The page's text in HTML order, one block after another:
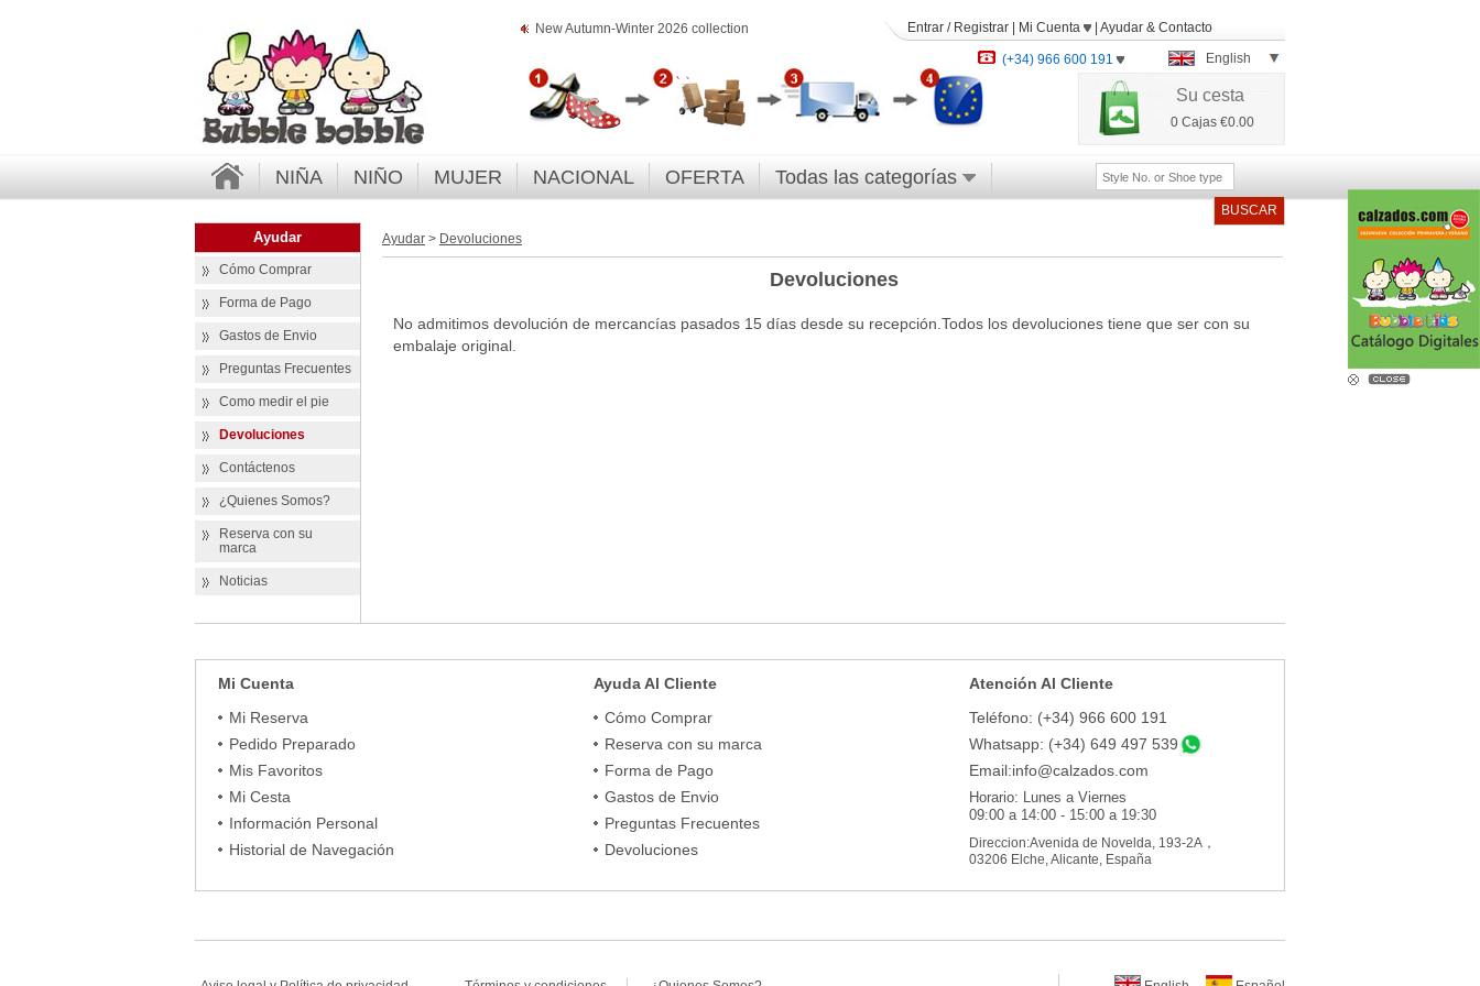
New Autumn-Winter 2026 collection Entrar / Registrar Mi Cuenta Ayudar & Contacto
(+34) 966 600 191 English
Su cesta
0Cajas €0.00
NIÑA NIÑO MUJER NACIONAL OFERTA Todas las categorías
BUSCAR
Ayudar
Cómo Comprar
Forma de Pago
Gastos de Envio
Preguntas Frecuentes
Como medir el pie
Devoluciones
Contáctenos
¿Quienes Somos?
Reserva con su
marca
Noticias
Ayudar > Devoluciones
Devoluciones
No admitimos devolución de mercancías pasados 15 días desde su recepción.Todos los devoluciones tiene que ser con su
embalaje original.
Mi Cuenta
Mi Reserva
Pedido Preparado
Mis Favoritos
Mi Cesta
Información Personal
Historial de Navegación
Ayuda Al Cliente
Cómo Comprar
Reserva con su marca
Forma de Pago
Gastos de Envio
Preguntas Frecuentes
Devoluciones
Atención Al Cliente
Teléfono: (+34) 966 600 191
Whatsapp: (+34) 649 497 539
Email:info@calzados.com
Horario: Lunes a Viernes
09:00 a 14:00 - 15:00 a 19:30
Direccion:Avenida de Novelda, 193-2A，
03206 Elche, Alicante, España